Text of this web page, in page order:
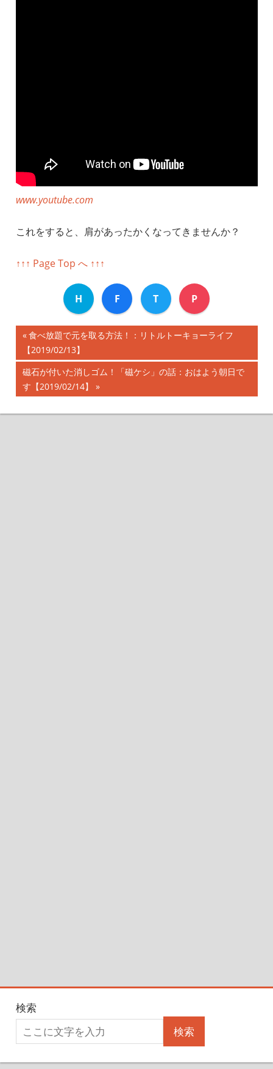
www.youtube.com
これをすると、肩があったかくなってきませんか？
↑↑↑ Page Top へ ↑↑↑
H F T P
投
稿
ナ
ビ
前
の
記
事:
食べ放題で元を取る方法！：リトルトーキョーライフ
【2019/02/13】
次
の
事:
磁石が付いた消しゴム！「磁ケシ」の話：おはよう朝日で
す【2019/02/14】
検索
検索